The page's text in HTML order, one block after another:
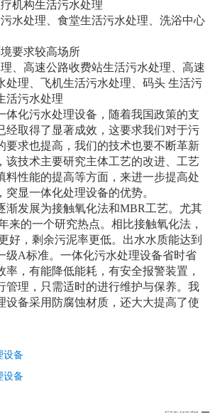
机构生活污水处理
污水处理、食堂生活污水处理、洗浴中心
要求较高场所
理、高速公路收费站生活污水处理、高速
处理、飞机生活污水处理、码头 生活污
活污水处理
体化污水处理设备，随着我国政策的支
经取得了显著成效，这要求我们对于污
要求也提高，我们的技术也要不断革新
该技术主要研究主体工艺的改进、工艺
料性能的提高等方面，来进一步提高处
显一体化处理设备的优势。
渐发展为接触氧化法和MBR工艺。尤其
来的一个研究热点。相比接触氧化法，
好，剩余污泥率更低。出水水质能达到
级A标准。一体化污水处理设备省时省
率，有能降低能耗，有安全报警装置，
管理，只需适时的进行维护与保养。我
设备采用防腐蚀材质，还大大提高了使
设备
设备